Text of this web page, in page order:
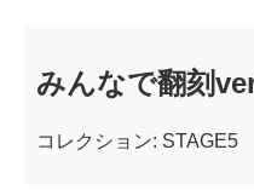
みんなで翻刻
コレクション: STAGE5